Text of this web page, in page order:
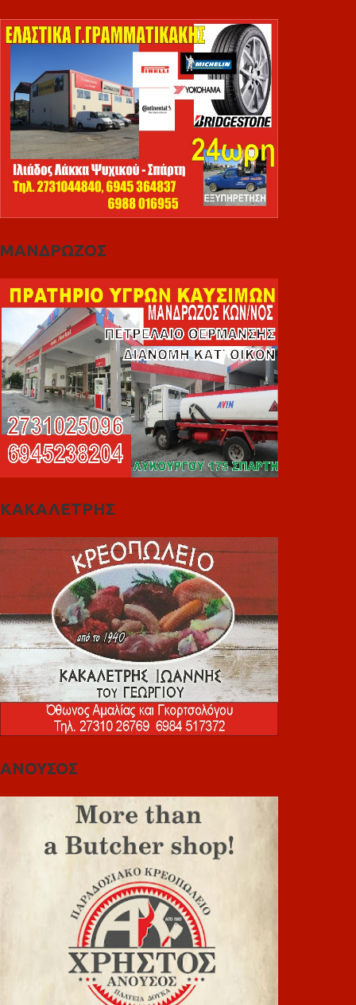
ΜΑΝΔΡΩΖΟΣ
ΚΑΚΑΛΕΤΡΗΣ
ΑΝΟΥΣΟΣ